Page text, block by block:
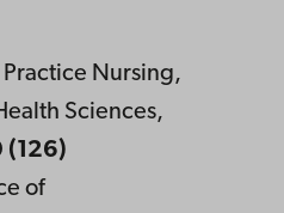
Nursing,
Sciences,
(126)
of